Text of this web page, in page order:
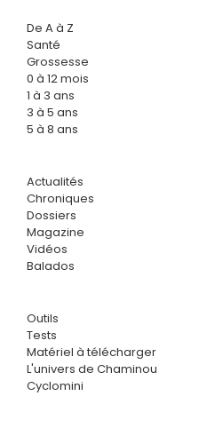
De A à Z
Santé
Grossesse
0 à 12 mois
1 à 3 ans
3 à 5 ans
5 à 8 ans
Actualités
Chroniques
Dossiers
Magazine
Vidéos
Balados
Outils
Tests
Matériel à télécharger
L'univers de Chaminou
Cyclomini